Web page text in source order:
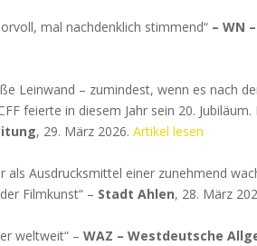
mal nachdenklich stimmend“ – WN
Leinwand – zumindest, wenn es nach
feierte in diesem Jahr sein 20.
, 29. März 2026. Artikel lesen
als Ausdrucksmittel einer zunehmend
Filmkunst“ – Stadt Ahlen, 28. März
weltweit“ – WAZ – Westdeutsche